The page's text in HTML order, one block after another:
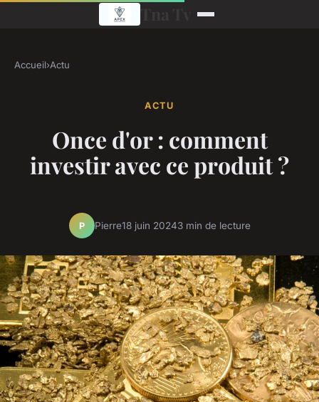
Accueil›Actu
ACTU
Once d'or : comment
investir avec ce produit ?
P Pierre18 juin 20243 min de lecture